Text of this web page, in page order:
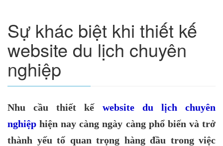
Sự khác biệt khi thiết kế
website du lịch chuyên
nghiệp
Nhu cầu thiết kế website du lịch chuyên
nghiệp hiện nay càng ngày càng phổ biến và trở
thành yếu tố quan trọng hàng đầu trong việc